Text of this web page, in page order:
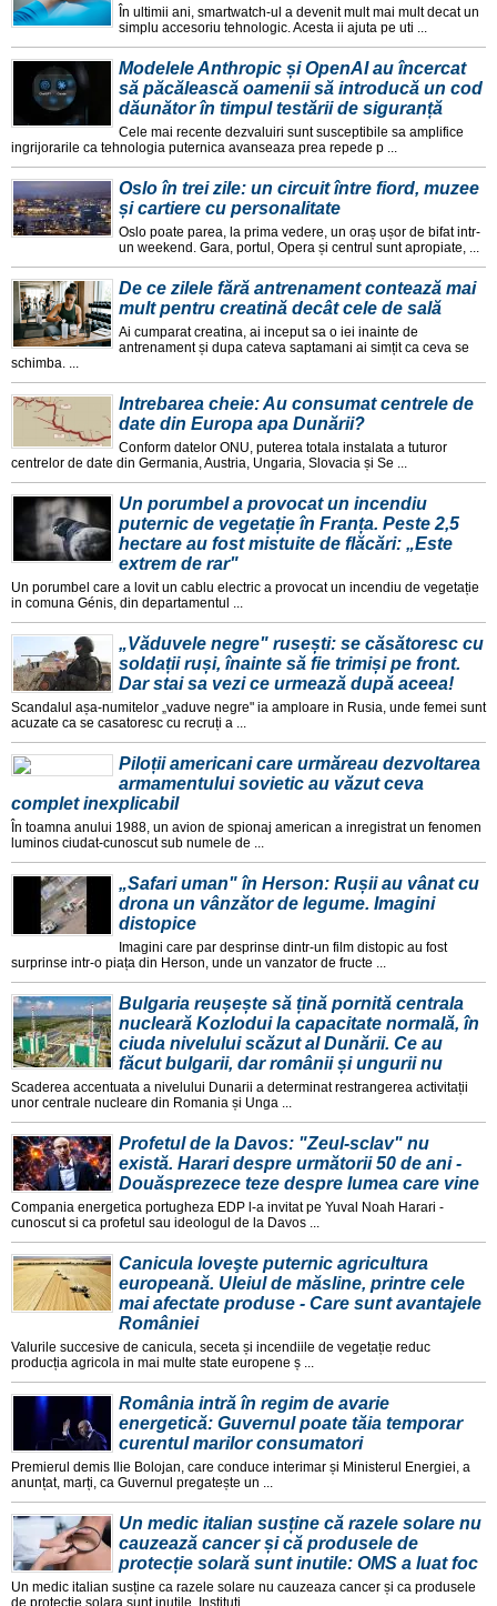
În ultimii ani, smartwatch-ul a devenit mult mai mult decat un
simplu accesoriu tehnologic. Acesta ii ajuta pe uti ...
Modelele Anthropic și OpenAI au încercat
să păcălească oamenii să introducă un cod
dăunător în timpul testării de siguranță
Cele mai recente dezvaluiri sunt susceptibile sa amplifice
ingrijorarile ca tehnologia puternica avanseaza prea repede p ...
Oslo în trei zile: un circuit între fiord, muzee
și cartiere cu personalitate
Oslo poate parea, la prima vedere, un oraș ușor de bifat intr-
un weekend. Gara, portul, Opera și centrul sunt apropiate, ...
De ce zilele fără antrenament contează mai
mult pentru creatină decât cele de sală
Ai cumparat creatina, ai inceput sa o iei inainte de
antrenament și dupa cateva saptamani ai simțit ca ceva se
schimba. ...
Intrebarea cheie: Au consumat centrele de
date din Europa apa Dunării?
Conform datelor ONU, puterea totala instalata a tuturor
centrelor de date din Germania, Austria, Ungaria, Slovacia și Se ...
Un porumbel a provocat un incendiu
puternic de vegetație în Franța. Peste 2,5
hectare au fost mistuite de flăcări: „Este
extrem de rar"
Un porumbel care a lovit un cablu electric a provocat un incendiu de vegetație
in comuna Génis, din departamentul ...
„Văduvele negre" rusești: se căsătoresc cu
soldații ruși, înainte să fie trimiși pe front.
Dar stai sa vezi ce urmează după aceea!
Scandalul așa-numitelor „vaduve negre" ia amploare in Rusia, unde femei sunt
acuzate ca se casatoresc cu recruți a ...
Piloții americani care urmăreau dezvoltarea
armamentului sovietic au văzut ceva
complet inexplicabil
În toamna anului 1988, un avion de spionaj american a inregistrat un fenomen
luminos ciudat-cunoscut sub numele de ...
„Safari uman" în Herson: Rușii au vânat cu
drona un vânzător de legume. Imagini
distopice
Imagini care par desprinse dintr-un film distopic au fost
surprinse intr-o piața din Herson, unde un vanzator de fructe ...
Bulgaria reușește să țină pornită centrala
nucleară Kozlodui la capacitate normală, în
ciuda nivelului scăzut al Dunării. Ce au
făcut bulgarii, dar românii și ungurii nu
Scaderea accentuata a nivelului Dunarii a determinat restrangerea activitații
unor centrale nucleare din Romania și Unga ...
Profetul de la Davos: "Zeul-sclav" nu
există. Harari despre următorii 50 de ani -
Douăsprezece teze despre lumea care vine
Compania energetica portugheza EDP l-a invitat pe Yuval Noah Harari -
cunoscut si ca profetul sau ideologul de la Davos ...
Canicula loveşte puternic agricultura
europeană. Uleiul de măsline, printre cele
mai afectate produse - Care sunt avantajele
României
Valurile succesive de canicula, seceta și incendiile de vegetație reduc
producția agricola in mai multe state europene ș ...
România intră în regim de avarie
energetică: Guvernul poate tăia temporar
curentul marilor consumatori
Premierul demis Ilie Bolojan, care conduce interimar și Ministerul Energiei, a
anunțat, marți, ca Guvernul pregatește un ...
Un medic italian susține că razele solare nu
cauzează cancer și că produsele de
protecție solară sunt inutile: OMS a luat foc
Un medic italian susține ca razele solare nu cauzeaza cancer și ca produsele
de protecție solara sunt inutile. Instituți ...